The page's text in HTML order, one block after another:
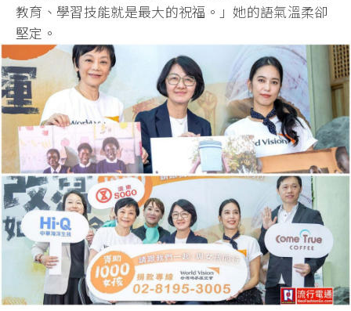
教育、學習技能就是最大的祝福。」她的語氣溫柔卻
堅定。